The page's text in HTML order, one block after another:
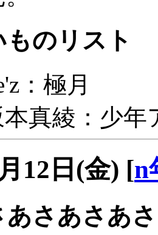
のリスト
：極月
本真綾：少年
12日(金) [n
あさあさあ